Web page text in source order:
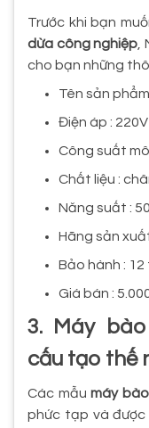
Trước khi bạn
dừa công nghiệp,
cho bạn những
Tên sản
Điện áp : 220V
Công suất
Chất liệu :
Năng suất :
Hãng sản
Bảo hành :
Giá bán :
3. Máy
cấu tạo thế
Các mẫu máy
phức tạp và